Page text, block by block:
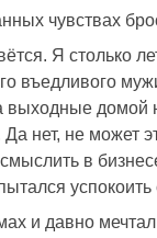
чувствах
Я столько
въедливого
выходные домой
Да нет, не может
в
успокоить
и давно